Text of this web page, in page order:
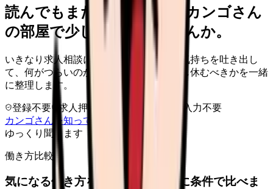
読んでもまだ苦しいなら、カンゴさん
の部屋で少し話してみませんか。
いきなり求人相談には進みません。今の気持ちを吐き出し
て、何がつらいのか、辞めるべきか、少し休むべきかを一緒
に整理します。
登録不要 求人押し売りなし
病院名は入力不要
カンゴさんを知ってから相談する
ゆっくり聞きます
働き方比較
気になる働き方を、求人を見る前に条件で比べま